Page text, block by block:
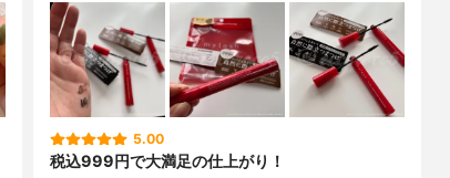
5.00
税込999円で大満足の仕上がり！